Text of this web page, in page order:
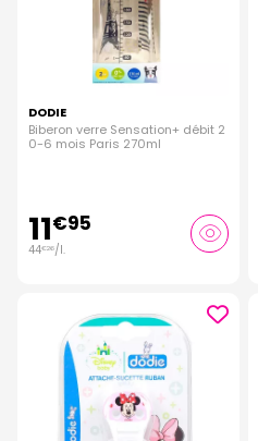
DODIE
Biberon verre Sensation+ débit 2
0-6 mois Paris 270ml
11€95
44€26/l.